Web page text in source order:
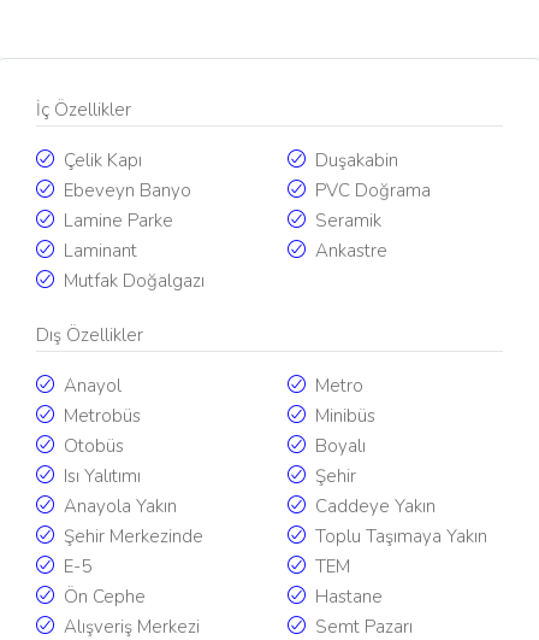
İç Özellikler
Çelik Kapı
Duşakabin
Ebeveyn Banyo
PVC Doğrama
Lamine Parke
Seramik
Laminant
Ankastre
Mutfak Doğalgazı
Dış Özellikler
Anayol
Metro
Metrobüs
Minibüs
Otobüs
Boyalı
Isı Yalıtımı
Şehir
Anayola Yakın
Caddeye Yakın
Şehir Merkezinde
Toplu Taşımaya Yakın
E-5
TEM
Ön Cephe
Hastane
Alışveriş Merkezi
Semt Pazarı